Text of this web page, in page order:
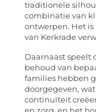
traditionele
combinatie van
ontwerpen. Het
van Kerkrade
Daarnaast speelt
behoud van
families hebben
doorgegeven,
continuïteit